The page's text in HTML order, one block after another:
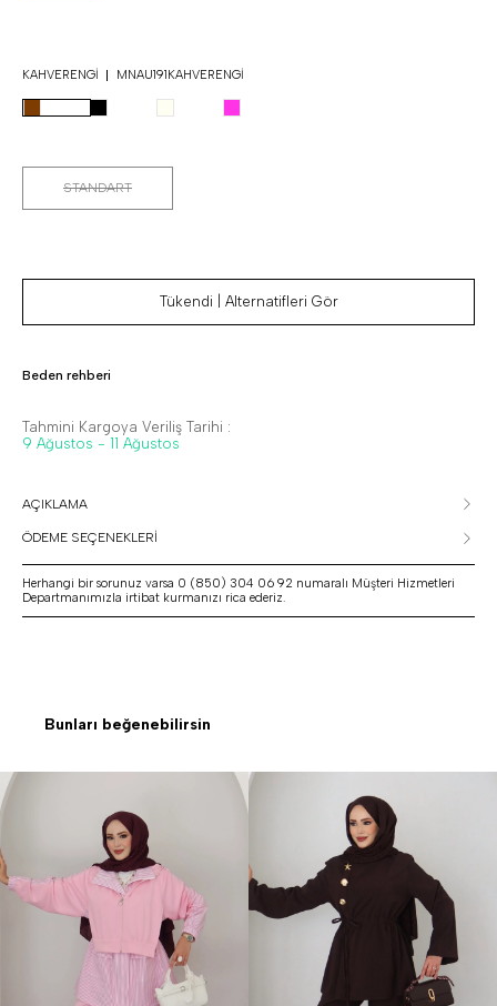
KAHVERENGI MNAU191KAHVERENGI
STANDART
Tükendi | Alternatifleri Gör
Beden rehberi
Tahmini Kargoya Veriliş Tarihi :
9 Ağustos - 11 Ağustos
AÇIKLAMA
ÖDEME SEÇENEKLERİ
Herhangi bir sorunuz varsa 0 (850) 304 06 92 numaralı Müşteri Hizmetleri
Departmanımızla irtibat kurmanızı rica ederiz.
Bunları beğenebilirsin